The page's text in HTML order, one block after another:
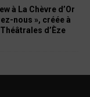
à La Chèvre d’Or
nous », créée à
d’Èze